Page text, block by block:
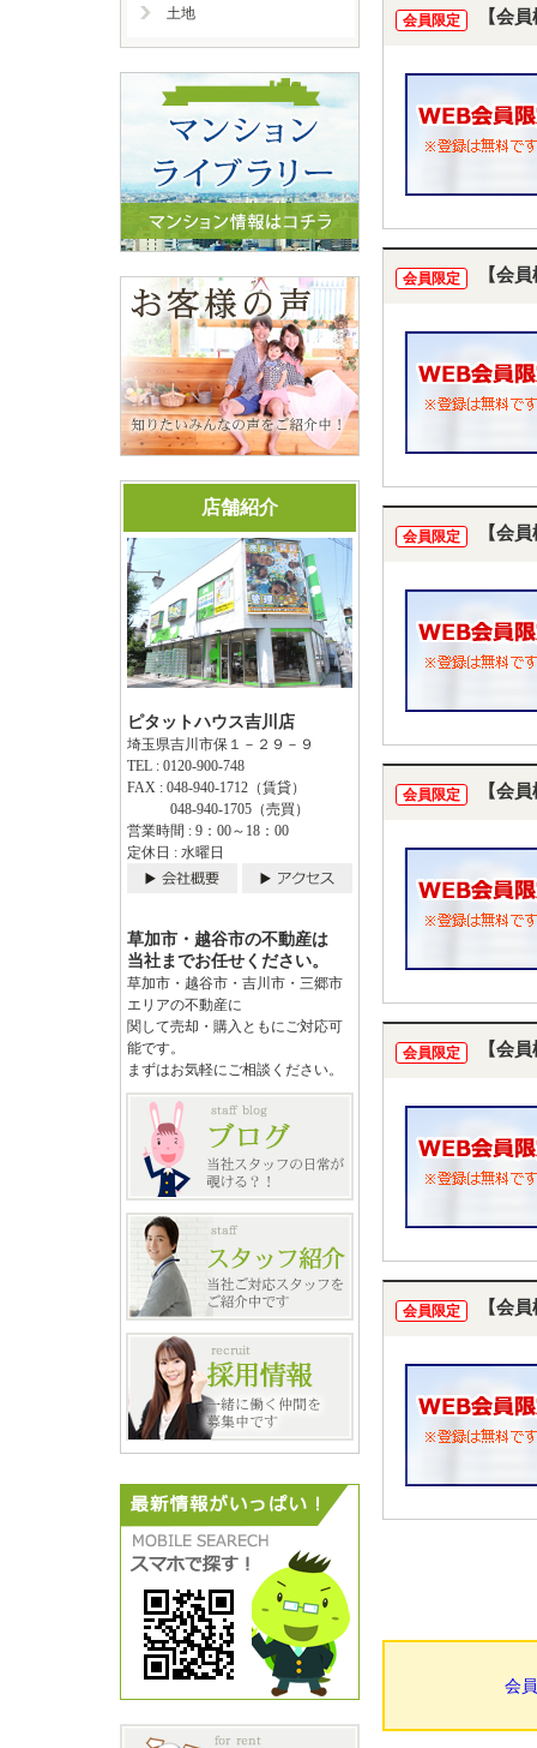
会員限定 【会
会員限定 【会
会員限定 【会
会員限定 【会
会員限定 【会
会員限定 【会
会
土地
店舗紹介
ピタットハウス吉川店
埼玉県吉川市保１－２９－９
TEL : 0120-900-748
FAX : 048-940-1712（賃貸）
048-940-1705（売買）
営業時間 : 9：00～18：00
定休日 : 水曜日
草加市・越谷市の不動産は
当社までお任せください。
草加市・越谷市・吉川市・三郷市
エリアの不動産に
関して売却・購入ともにご対応可
能です。
まずはお気軽にご相談ください。